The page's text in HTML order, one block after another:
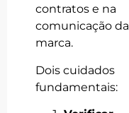
contratos e na
comunicação da
marca.
Dois cuidados
fundamentais: